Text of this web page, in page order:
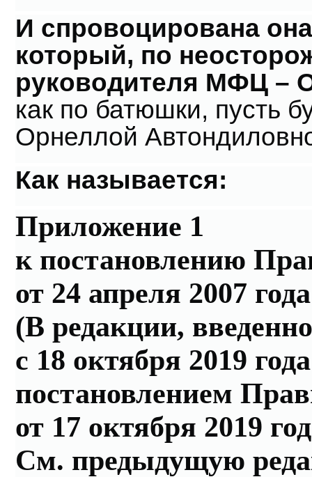
И спровоцирована
который, по
руководителя МФЦ –
как по батюшки, пусть
Орнеллой
Как называется:
Приложение 1
к постановлению
от 24 апреля 2007
(В редакции,
с 18 октября 2019 года
постановлением
от 17 октября 2019
См. предыдущую